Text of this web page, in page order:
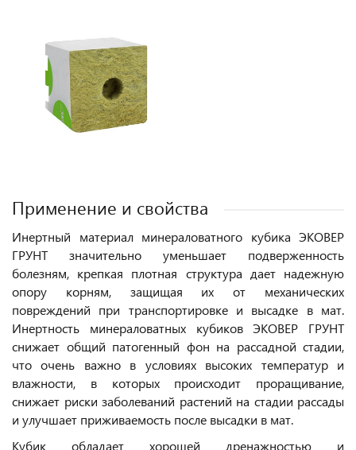
Применение и свойства
Инертный материал минераловатного кубика ЭКОВЕР
ГРУНТ значительно уменьшает подверженность
болезням, крепкая плотная структура дает надежную
опору корням, защищая их от механических
повреждений при транспортировке и высадке в мат.
Инертность минераловатных кубиков ЭКОВЕР ГРУНТ
снижает общий патогенный фон на рассадной стадии,
что очень важно в условиях высоких температур и
влажности, в которых происходит проращивание,
снижает риски заболеваний растений на стадии рассады
и улучшает приживаемость после высадки в мат.
Кубик обладает хорошей дренажностью и